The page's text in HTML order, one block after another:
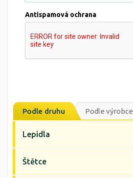
Antispamová ochrana
Podle druhu Podle výrobce
Lepidla
Štětce